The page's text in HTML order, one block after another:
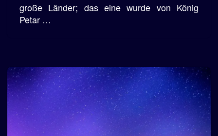
große Länder; das eine wurde von König
Petar …